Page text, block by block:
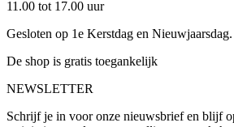
11.00 tot 17.00 uur
Gesloten op 1e Kerstdag en Nieuwjaarsdag.
De shop is gratis toegankelijk
NEWSLETTER
Schrijf je in voor onze nieuwsbrief en blijf